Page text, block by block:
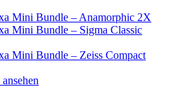
Mini Bundle – Anamorphic 2X
Mini Bundle – Sigma Classic
Mini Bundle – Zeiss Compact